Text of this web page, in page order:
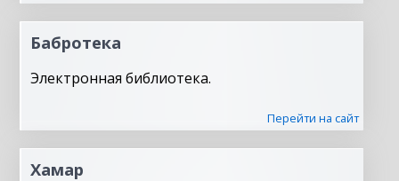
Бабротека
Электронная библиотека.
Перейти на сайт
Хамар